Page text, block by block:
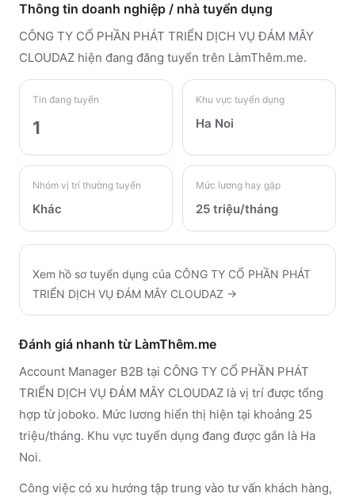
Thông tin doanh nghiệp / nhà tuyển dụng
CÔNG TY CỔ PHẦN PHÁT TRIỂN DỊCH VỤ ĐÁM MÂY
CLOUDAZ hiện đang đăng tuyển trên LàmThêm.me.
Tin đang tuyển
1
Khu vực tuyển dụng
Ha Noi
Nhóm vị trí thường tuyển
Khác
Mức lương hay gặp
25 triệu/tháng
Xem hồ sơ tuyển dụng của CÔNG TY CỔ PHẦN PHÁT
TRIỂN DỊCH VỤ ĐÁM MÂY CLOUDAZ →
Đánh giá nhanh từ LàmThêm.me
Account Manager B2B tại CÔNG TY CỔ PHẦN PHÁT
TRIỂN DỊCH VỤ ĐÁM MÂY CLOUDAZ là vị trí được tổng
hợp từ joboko. Mức lương hiển thị hiện tại khoảng 25
triệu/tháng. Khu vực tuyển dụng đang được gắn là Ha
Noi.
Công việc có xu hướng tập trung vào tư vấn khách hàng,